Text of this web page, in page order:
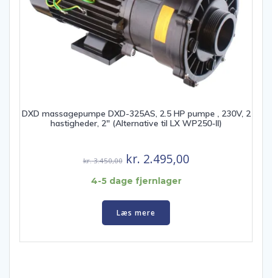
DXD massagepumpe DXD-325AS, 2.5 HP pumpe , 230V, 2
hastigheder, 2″ (Alternative til LX WP250-II)
kr.3.450,00 Den
oprindelige
var:
kr. 3.450,00.
kr. 2.495,00Den
4-5 dage fjernlager
Læs mere